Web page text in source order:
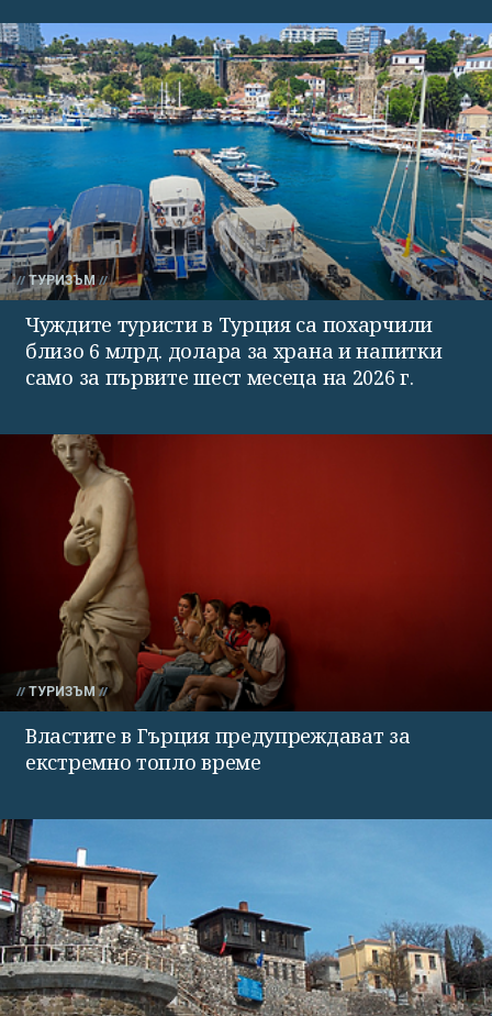
ТУРИЗЪМ
Чуждите туристи в Турция са похарчили
близо 6 млрд. долара за храна и напитки
само за първите шест месеца на 2026 г.
ТУРИЗЪМ
Властите в Гърция предупреждават за
екстремно топло време